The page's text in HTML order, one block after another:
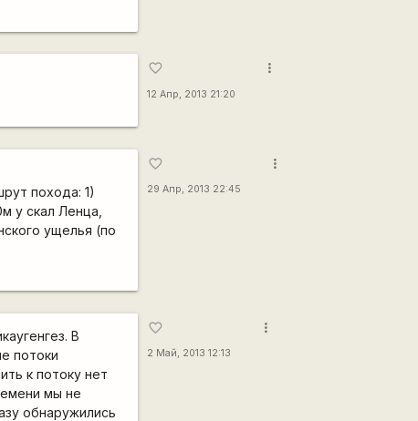
favorite_border
12 Апр, 2013 21:20
more_vert
похода: 1)
у скал Ленца,
ущелья (по
favorite_border
29 Апр, 2013 22:45
more_vert
В
потоки
к потоку нет
мы не
обнаружились
favorite_border
2 Май, 2013 12:13
more_vert